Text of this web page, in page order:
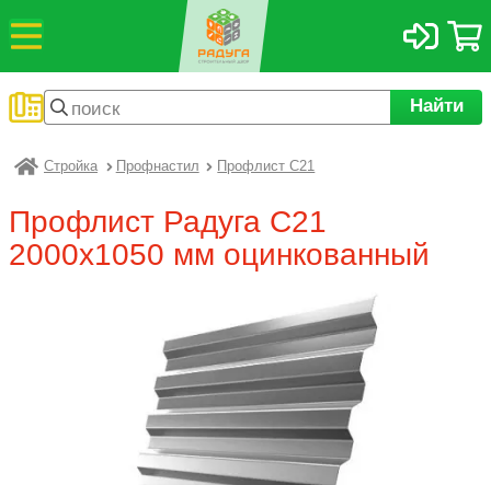
Найти
Радуга
Стройка Профнастил Профлист С21
Профлист Радуга С21
2000х1050 мм оцинкованный